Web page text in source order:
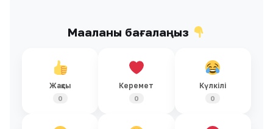
Мақаланы бағалаңыз
Жақсы
0
Керемет
0
Күлкілі
0